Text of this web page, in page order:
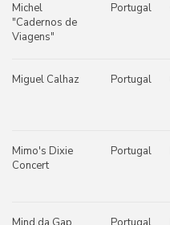
Michel
"Cadernos de
Viagens"
Portugal
Miguel Calhaz Portugal
Mimo's Dixie
Concert
Portugal